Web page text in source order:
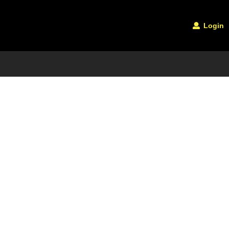
Login